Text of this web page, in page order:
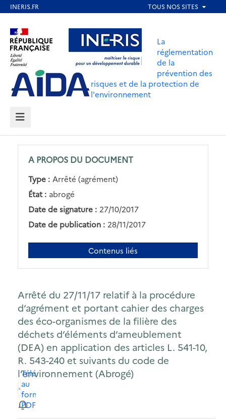
contenu
principal
Aller au contenu Aller au menu
Aller au pied de page
La
réglementation
de la
prévention des
risques et de la protection de
l'environnement
MENU
A PROPOS DU DOCUMENT
Type : Arrêté (agrément)
État : abrogé
Date de signature : 27/10/2017
Date de publication : 28/11/2017
Contenus liés
Arrêté du 27/11/17 relatif à la procédure
d’agrément et portant cahier des charges
des éco-organismes de la filière des
déchets d’éléments d’ameublement
(DEA) en application des articles L. 541-10,
R. 543-240 et suivants du code de
l’environnement (Abrogé)
Télécharger
au
format
PDF